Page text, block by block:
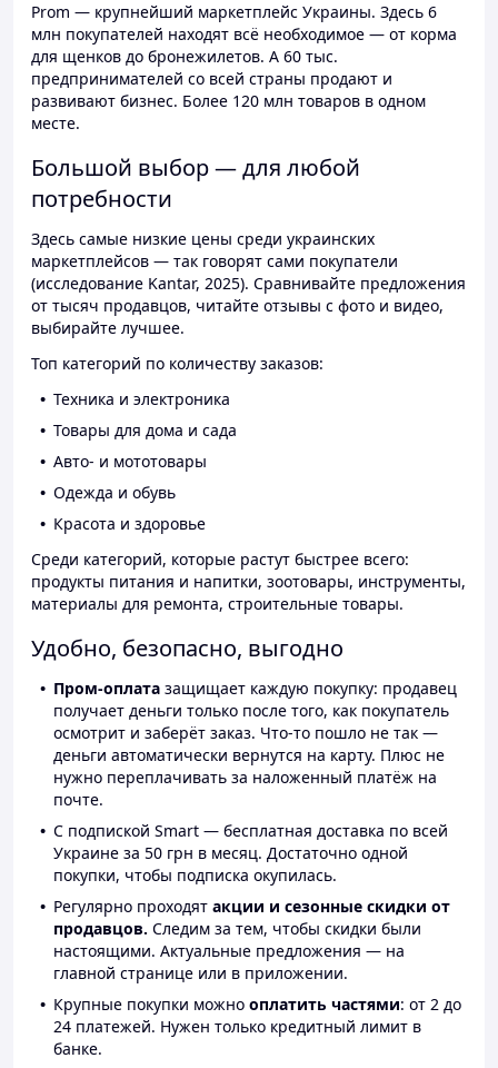
Prom — крупнейший маркетплейс Украины. Здесь 6
млн покупателей находят всё необходимое — от корма
для щенков до бронежилетов. А 60 тыс.
предпринимателей со всей страны продают и
развивают бизнес. Более 120 млн товаров в одном
месте.
Большой выбор — для любой
потребности
Здесь самые низкие цены среди украинских
маркетплейсов — так говорят сами покупатели
(исследование Kantar, 2025). Сравнивайте предложения
от тысяч продавцов, читайте отзывы с фото и видео,
выбирайте лучшее.
Топ категорий по количеству заказов:
Техника и электроника
Товары для дома и сада
Авто- и мототовары
Одежда и обувь
Красота и здоровье
Среди категорий, которые растут быстрее всего:
продукты питания и напитки, зоотовары, инструменты,
материалы для ремонта, строительные товары.
Удобно, безопасно, выгодно
Пром-оплата защищает каждую покупку: продавец
получает деньги только после того, как покупатель
осмотрит и заберёт заказ. Что-то пошло не так —
деньги автоматически вернутся на карту. Плюс не
нужно переплачивать за наложенный платёж на
почте.
С подпиской Smart — бесплатная доставка по всей
Украине за 50 грн в месяц. Достаточно одной
покупки, чтобы подписка окупилась.
Регулярно проходят акции и сезонные скидки от
продавцов. Следим за тем, чтобы скидки были
настоящими. Актуальные предложения — на
главной странице или в приложении.
Крупные покупки можно оплатить частями: от 2 до
24 платежей. Нужен только кредитный лимит в
банке.